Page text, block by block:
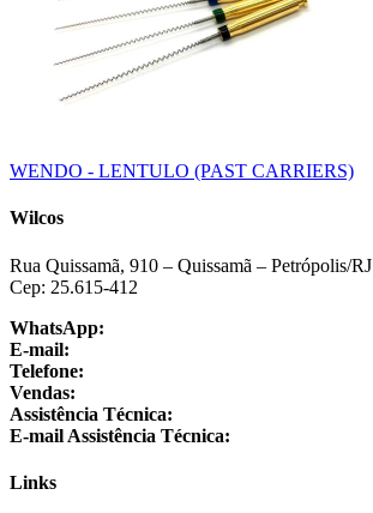
WENDO - LENTULO (PAST CARRIERS)
Wilcos
Rua Quissamã, 910 – Quissamã – Petrópolis/RJ
Cep: 25.615-412
WhatsApp:
E-mail:
Telefone:
Vendas:
Assistência Técnica:
E-mail Assistência Técnica:
Links